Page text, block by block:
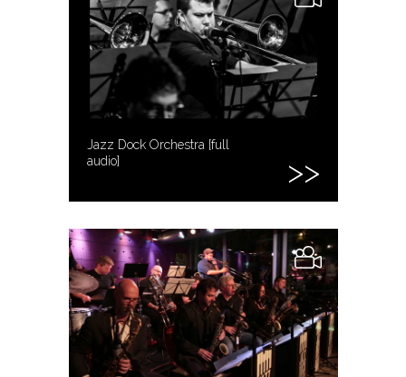
Jazz Dock Orchestra [full
audio]